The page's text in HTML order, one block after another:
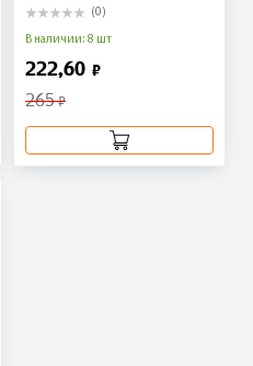
(0)
В наличии: 8 шт
222,60 ₽
265₽